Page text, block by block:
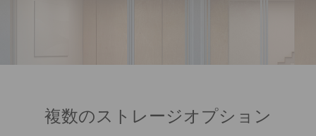
複数のストレージオプション